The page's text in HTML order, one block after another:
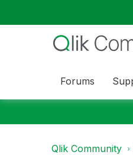
Forums
Qlik Community